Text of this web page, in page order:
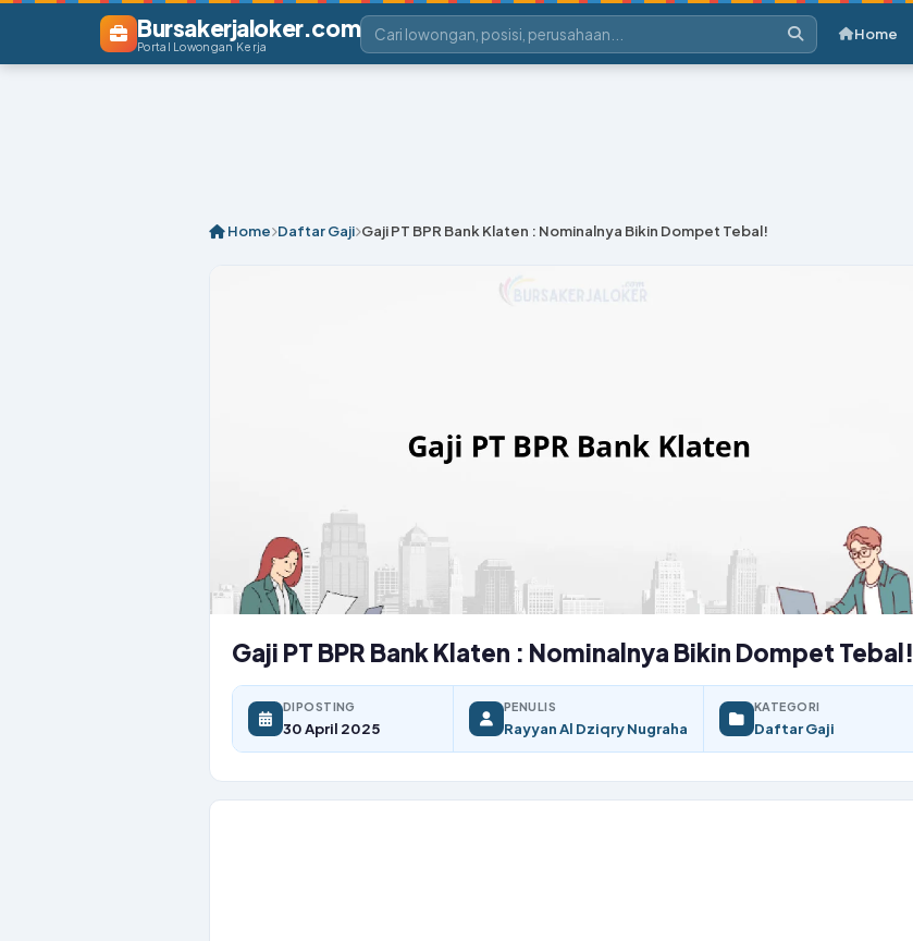
Bursakerjaloker.com
Portal Lowongan Kerja
Home
Home Daftar Gaji Gaji PT BPR Bank Klaten : Nominalnya Bikin Dompet Tebal!
Gaji PT BPR Bank Klaten : Nominalnya Bikin Dompet Tebal!
DIPOSTING
30 April 2025
PENULIS
Rayyan Al Dziqry Nugraha
KATEGORI
Daftar Gaji